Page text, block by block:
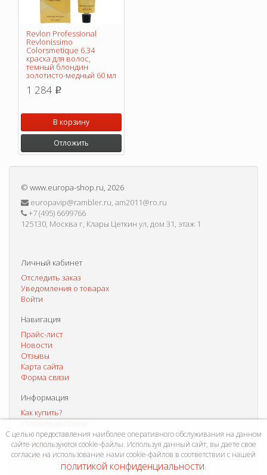
Revlon Professional
Revlonissimo
Colorsmetique 6.34
краска для волос,
темный блондин
золотисто-медный 60 мл
1 284 p
В корзину
Отложить
© www.europa-shop.ru, 2026
europavip@rambler.ru, am2011@ro.ru
+7 (495) 6699766
125130, Москва г, Клары Цеткин ул, дом 31, этаж 1
Личный кабинет
Отследить заказ
Уведомления о товарах
Войти
Навигация
Прайс-лист
Новости
Отзывы
Карта сайта
Форма связи
Информация
Как купить?
Условия доставки
Способы оплаты
Система скидок
Контакты
С целью предоставления наиболее оперативного обслуживания на данном
сайте используются cookie-файлы. Используя данный сайт, вы даете свое
согласие на использование нами cookie-файлов в соответствии с нашей
политикой конфиденциальности.